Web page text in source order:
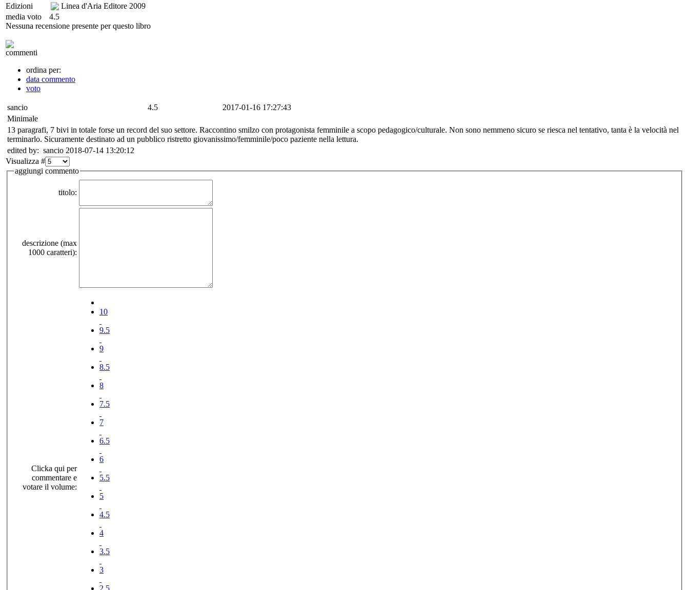
Edizioni
Linea d'Aria Editore 2009
media voto
4.5
Nessuna recensione presente per questo libro
commenti
ordina per:
data commento
voto
sancio 4.5
2017-01-16 17:27:43
Minimale
13 paragrafi, 7 bivi in totale forse un record del suo settore. Raccontino smilzo con protagonista femminile a scopo pedagogico/culturale. Non sono nemmeno sicuro se riesca nel tentativo, tanta è la velocità nel
terminarlo. Sicuramente destinato ad un pubblico ristretto giovanissimo/femminile/poco paziente nella lettura.
edited by: sancio 2018-07-14 13:20:12
Visualizza #
aggiungi commento
titolo:
descrizione (max
1000 caratteri):
Clicka qui per
commentare e
votare il volume:
10
9.5
9
8.5
8
7.5
7
6.5
6
5.5
5
4.5
4
3.5
3